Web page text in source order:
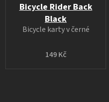
Bicycle Rider Back
Black
149 Kč
Bicycle karty v černé